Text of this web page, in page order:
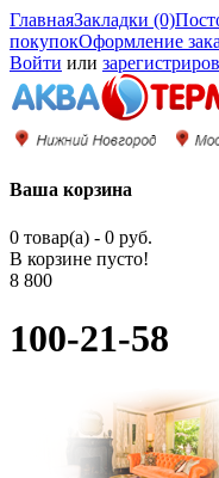
ГлавнаяЗакладки (0)
покупокОформление
Войти или
Ваша корзина
0 товар(а) - 0 руб.
В корзине пусто!
8 800
100-21-58